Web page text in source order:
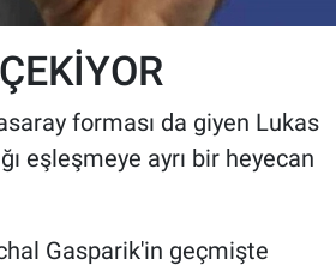
forması da giyen Lukas
eşleşmeye ayrı bir heyecan
Gasparik'in geçmişte